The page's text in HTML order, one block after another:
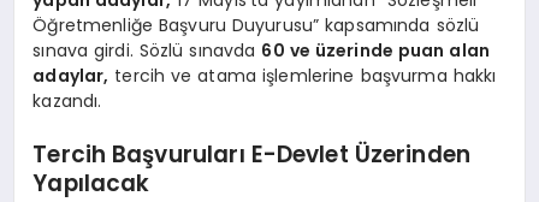
Öğretmenliğe Başvuru Duyurusu” kapsamında sözlü
sınava girdi. Sözlü sınavda 60 ve üzerinde puan alan
adaylar, tercih ve atama işlemlerine başvurma hakkı
kazandı.
Tercih Başvuruları E-Devlet Üzerinden
Yapılacak